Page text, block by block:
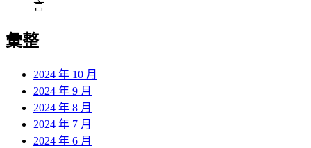
言
彙整
2024 年 10 月
2024 年 9 月
2024 年 8 月
2024 年 7 月
2024 年 6 月